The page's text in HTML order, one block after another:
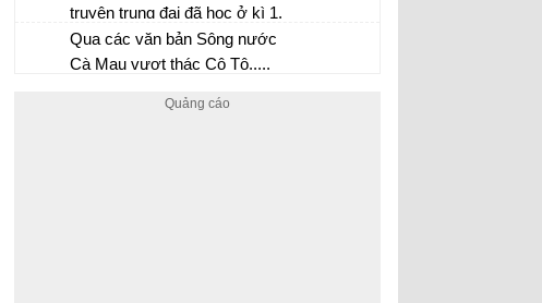
nhận xét tìm lỗi và sửa lỗi cho
bạn
truyện trung đại đã học ở kì 1,
hãy viết đoạn văn (khoảng 10-
15 dòng) nêu suy nghĩ của em
người Việt Nam
Qua các văn bản Sông nước
Cà Mau vượt thác Cô Tô,....
đoạn văn (khoảng 10-15 dòng)